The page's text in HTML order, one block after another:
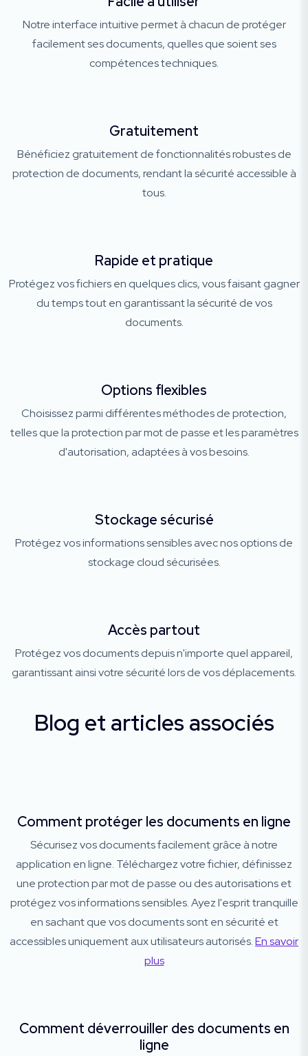
Notre interface intuitive permet à chacun de protéger
facilement ses documents, quelles que soient ses
compétences techniques.
Gratuitement
Bénéficiez gratuitement de fonctionnalités robustes de
protection de documents, rendant la sécurité accessible à
tous.
Rapide et pratique
Protégez vos fichiers en quelques clics, vous faisant gagner
du temps tout en garantissant la sécurité de vos
documents.
Options flexibles
Choisissez parmi différentes méthodes de protection,
telles que la protection par mot de passe et les paramètres
d'autorisation, adaptées à vos besoins.
Stockage sécurisé
Protégez vos informations sensibles avec nos options de
stockage cloud sécurisées.
Accès partout
Protégez vos documents depuis n'importe quel appareil,
garantissant ainsi votre sécurité lors de vos déplacements.
Blog et articles associés
Comment protéger les documents en ligne
Sécurisez vos documents facilement grâce à notre
application en ligne. Téléchargez votre fichier, définissez
une protection par mot de passe ou des autorisations et
protégez vos informations sensibles. Ayez l'esprit tranquille
en sachant que vos documents sont en sécurité et
accessibles uniquement aux utilisateurs autorisés.En savoir
plus
Comment déverrouiller des documents en
ligne